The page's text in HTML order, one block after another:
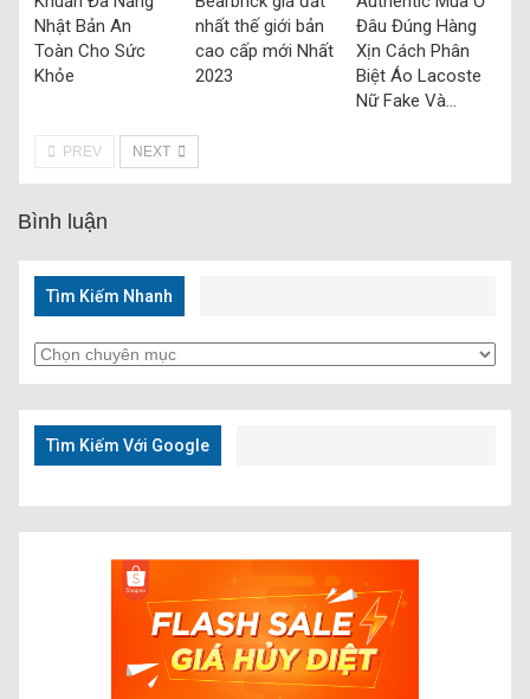
Nhật Bản An
Toàn Cho Sức
Khỏe
nhất thế giới bản
cao cấp mới Nhất
2023
Đâu Đúng Hàng
Xịn Cách Phân
Biệt Áo Lacoste
Nữ Fake Và…
PREV NEXT
Bình luận
Tìm Kiếm Nhanh
Tìm
Kiếm
Nhanh
Tìm Kiếm Với Google